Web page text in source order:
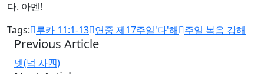
Tags:
Previous Article
넷(넉 사四)
Next Article